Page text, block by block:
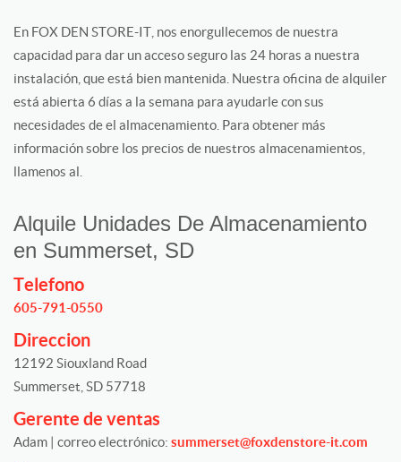
En FOX DEN STORE-IT, nos enorgullecemos de nuestra
capacidad para dar un acceso seguro las 24 horas a nuestra
instalación, que está bien mantenida. Nuestra oficina de alquiler
está abierta 6 días a la semana para ayudarle con sus
necesidades de el almacenamiento. Para obtener más
información sobre los precios de nuestros almacenamientos,
llamenos al.
Alquile Unidades De Almacenamiento
en Summerset, SD
Telefono
605-791-0550
Direccion
12192 Siouxland Road
Summerset, SD 57718
Gerente de ventas
Adam | correo electrónico: summerset@foxdenstore-it.com